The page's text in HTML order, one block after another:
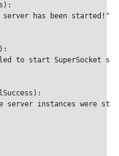
has been started!");
to start SuperSocket
server instances were